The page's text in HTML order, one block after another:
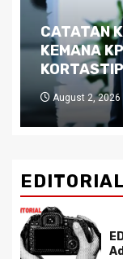
Dilema
Kutukan
Pemimpin
July 29, 2026